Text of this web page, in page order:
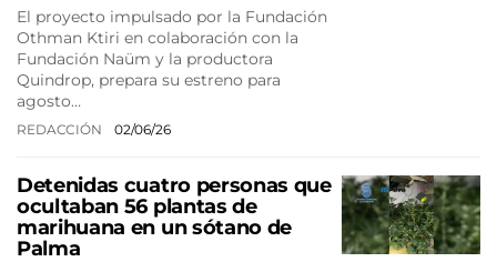
El proyecto impulsado por la Fundación
Othman Ktiri en colaboración con la
Fundación Naüm y la productora
Quindrop, prepara su estreno para
agosto…
REDACCIÓN 02/06/26
Detenidas cuatro personas que
ocultaban 56 plantas de
marihuana en un sótano de
Palma